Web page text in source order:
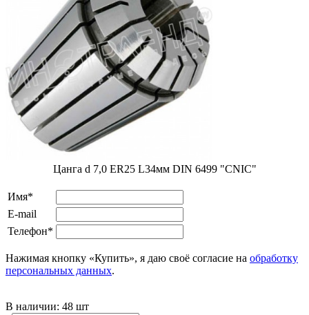
Цанга d 7,0 ER25 L34мм DIN 6499 "CNIC"
Имя*
E-mail
Телефон*
Нажимая кнопку «Купить», я даю своё согласие на обработку
персональных данных.
В наличии: 48 шт